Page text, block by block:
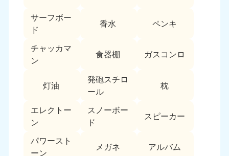
サーフボー
ド
香水 ペンキ
チャッカマ
ン
食器棚 ガスコンロ
灯油
発砲スチロ
ール
枕
エレクトー
ン
スノーボー
ド
スピーカー
パワースト
ーン
メガネ アルバム
050-1881-5248
9:00〜19:00 年中無休
中国
050-1881-5146
9:00〜19:00 年中無休
050-1880-9900
9:00〜19:00 年中無休
広島県
050-1881-5144
鳥取県
050-1881-5156